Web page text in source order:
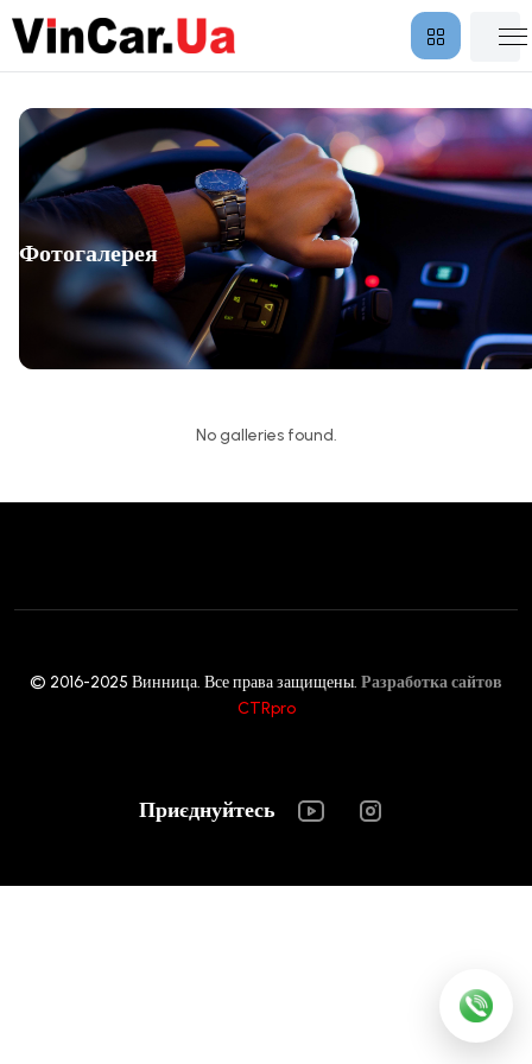
Фотогалерея
No galleries found.
© 2016-2025 Винница. Все права защищены. Разработка сайтов
CTRpro
Приєднуйтесь